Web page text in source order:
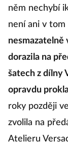
něm nechybí
není ani v tom
nesmazatelně
dorazila na
šatech z dílny
opravdu
roky později
zvolila na
Atelieru